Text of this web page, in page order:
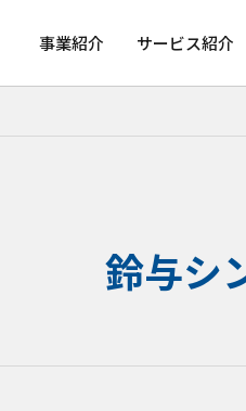
事業紹介 サービス紹介
鈴与シ